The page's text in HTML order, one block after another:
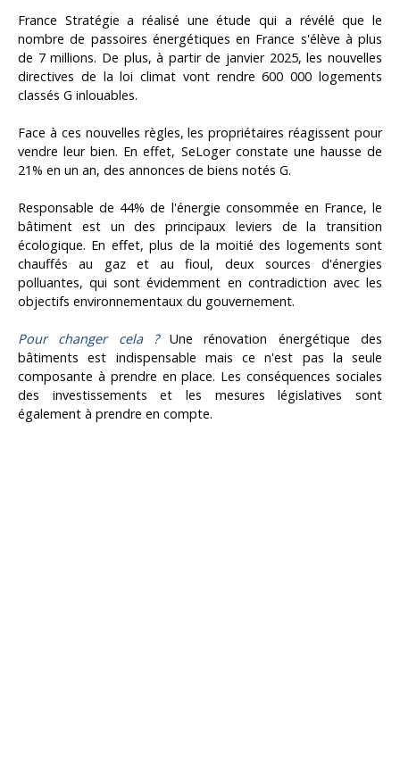
France Stratégie a réalisé une étude qui a révélé que le
nombre de passoires énergétiques en France s'élève à plus
de 7 millions. De plus, à partir de janvier 2025, les nouvelles
directives de la loi climat vont rendre 600 000 logements
classés G inlouables.
Face à ces nouvelles règles, les propriétaires réagissent pour
vendre leur bien. En effet, SeLoger constate une hausse de
21% en un an, des annonces de biens notés G.
Responsable de 44% de l'énergie consommée en France, le
bâtiment est un des principaux leviers de la transition
écologique. En effet, plus de la moitié des logements sont
chauffés au gaz et au fioul, deux sources d'énergies
polluantes, qui sont évidemment en contradiction avec les
objectifs environnementaux du gouvernement.
Pour changer cela ?Une rénovation énergétique des
bâtiments est indispensable mais ce n'est pas la seule
composante à prendre en place. Les conséquences sociales
des investissements et les mesures législatives sont
également à prendre en compte.